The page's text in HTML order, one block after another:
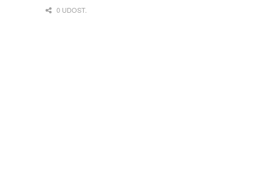
0 UDOST.